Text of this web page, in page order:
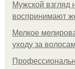
Мужской взгляд
воспринимают
Мелкое
уходу за